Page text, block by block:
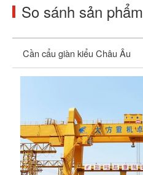
So sánh sản phẩm
Cần cẩu giàn kiểu Châu Âu